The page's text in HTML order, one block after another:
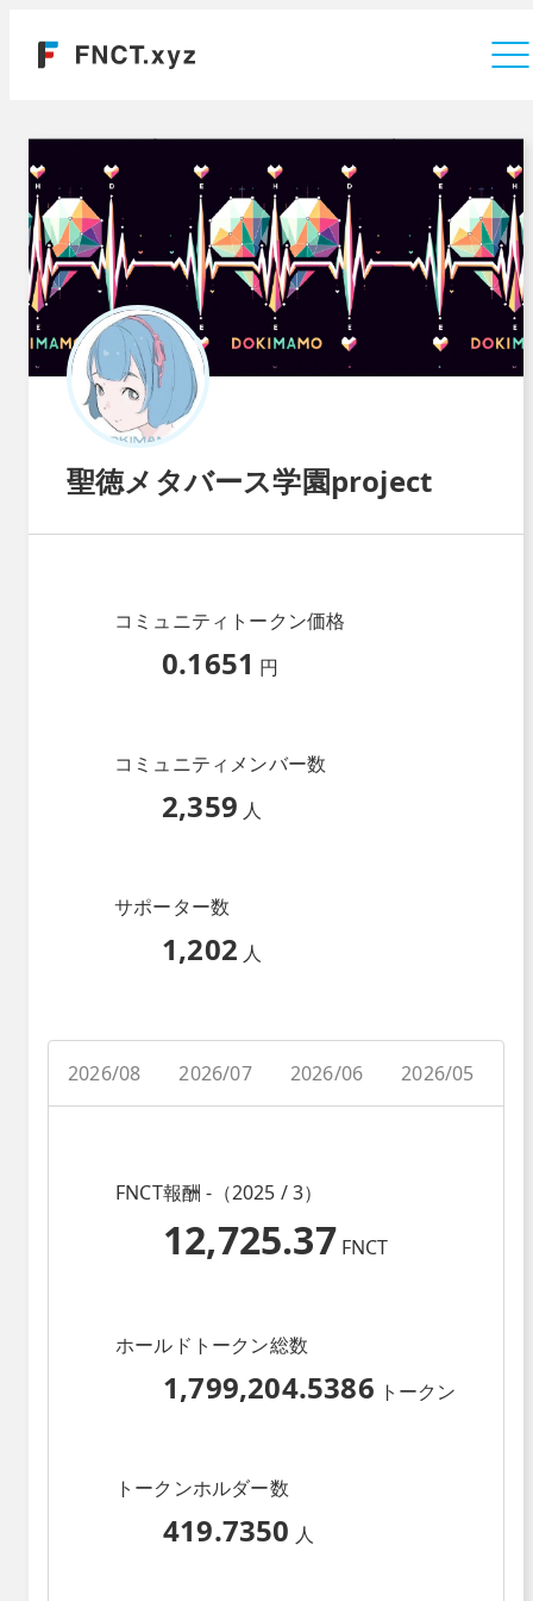
聖徳メタバース学園project
コミュニティトークン価格
0.1651 円
コミュニティメンバー数
2,359 人
サポーター数
1,202 人
2026/08 2026/07 2026/06 2026/05
FNCT報酬 -（2025 / 3）
12,725.37 FNCT
ホールドトークン総数
1,799,204.5386 トークン
トークンホルダー数
419.7350 人